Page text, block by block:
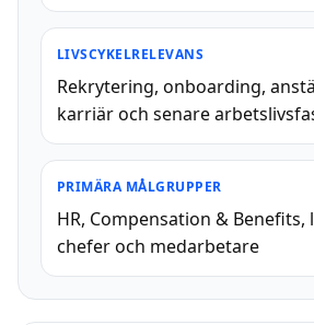
LIVSCYKELRELEVANS
Rekrytering, onboarding,
karriär och senare
PRIMÄRA MÅLGRUPPER
HR, Compensation & Benefits,
chefer och medarbetare